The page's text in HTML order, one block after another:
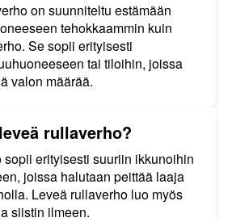
on suunniteltu estämään
tehokkaammin kuin
Se sopii erityisesti
tai tiloihin, joissa
valon määrää.
rullaverho?
sopii erityisesti suuriin ikkunoihin
joissa halutaan peittää laaja
Leveä rullaverho luo myös
siistin ilmeen.